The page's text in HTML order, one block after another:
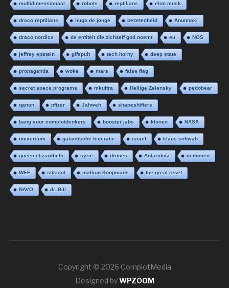
multidimensionaal robots reptilians elon musk
draco reptilians hugo de jonge bezetenheid Anunnaki
draco nordics de entiteit die zichzelf god noemt eu NOS
jeffrey epstein gifspuit tech horny deep state
propaganda woke mars false flag
secret space programs mkultra Heilige Zelensky pedobear
qanon pfizer Jahweh shapeshifters
bang voor complotdenkers booster jabs klonen NASA
universum galactische federatie israel klaus schwab
queen elizardbeth syrie drones Antarctica demonen
WEF stikstof mallion Koopmans the great reset
NAVO dr. Bill
Copyright © 2026 ComplotMedia
Designed byWPZOOM